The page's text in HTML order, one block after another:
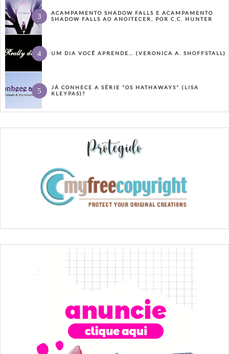
ACAMPAMENTO SHADOW FALLS E ACAMPAMENTO
SHADOW FALLS AO ANOITECER, POR C.C. HUNTER
UM DIA VOCÊ APRENDE… (VERONICA A. SHOFFSTALL)
JÁ CONHECE A SÉRIE “OS HATHAWAYS” (LISA
KLEYPAS)?
Protegido